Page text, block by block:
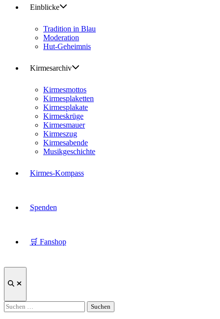
Einblicke
Tradition in Blau
Moderation
Hut-Geheimnis
Kirmesarchiv
Kirmesmottos
Kirmesplaketten
Kirmesplakate
Kirmeskrüge
Kirmesmauer
Kirmeszug
Kirmesabende
Musikgeschichte
Kirmes-Kompass
Spenden
🛒 Fanshop
Suche
Suchen
nach: